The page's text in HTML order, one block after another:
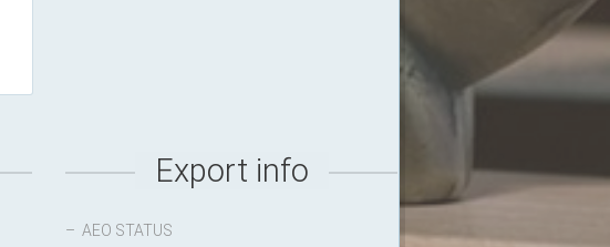
Export info
– AEO STATUS